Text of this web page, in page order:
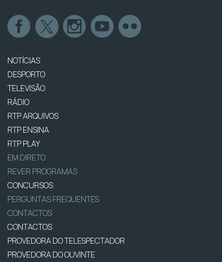
NOTÍCIAS
DESPORTO
TELEVISÃO
RÁDIO
RTP ARQUIVOS
RTP ENSINA
RTP PLAY
EM DIRETO
REVER PROGRAMAS
CONCURSOS
PERGUNTAS FREQUENTES
CONTACTOS
CONTACTOS
PROVEDORA DO TELESPECTADOR
PROVEDORA DO OUVINTE